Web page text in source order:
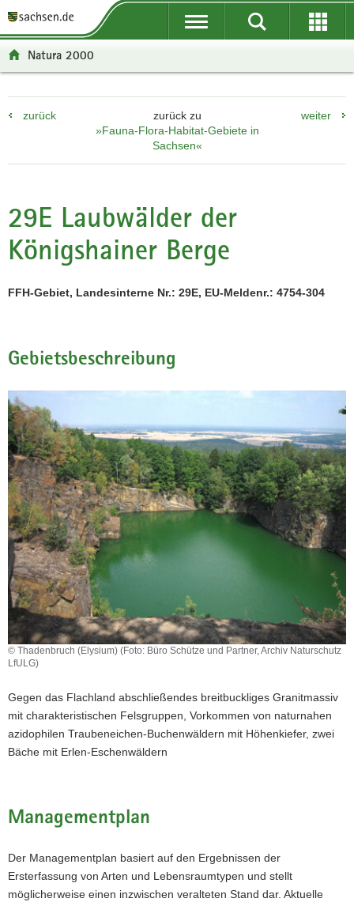
t
l
r
e
i
n
N
v
i
g
a
t
i
o
n
t
l
a
t
i
o
p
i
t
r
i
c
h
Natura 2000
zurück
zurück zu
»Fauna-Flora-Habitat-Gebiete in
Sachsen«
weiter
29E Laubwälder der
Königshainer Berge
FFH-Gebiet, Landesinterne Nr.: 29E, EU-Meldenr.: 4754-304
Gebietsbeschreibung
© Thadenbruch (Elysium) (Foto: Büro Schütze und Partner, Archiv Naturschutz
LfULG)
Gegen das Flachland abschließendes breitbuckliges Granitmassiv
mit charakteristischen Felsgruppen, Vorkommen von naturnahen
azidophilen Traubeneichen-Buchenwäldern mit Höhenkiefer, zwei
Bäche mit Erlen-Eschenwäldern
Managementplan
Der Managementplan basiert auf den Ergebnissen der
Ersterfassung von Arten und Lebensraumtypen und stellt
möglicherweise einen inzwischen veralteten Stand dar. Aktuelle